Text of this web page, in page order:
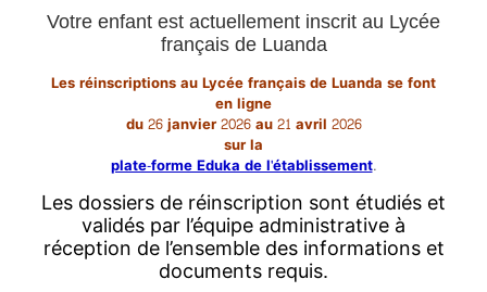
Votre enfant est actuellement inscrit au Lycée
français de Luanda
Les réinscriptions au Lycée français de Luanda se font
en ligne
du 26 janvier 2026 au 21 avril 2026
sur la
plate-forme Eduka de l'établissement.
Les dossiers de réinscription sont étudiés et
validés par l’équipe administrative à
réception de l’ensemble des informations et
documents requis.